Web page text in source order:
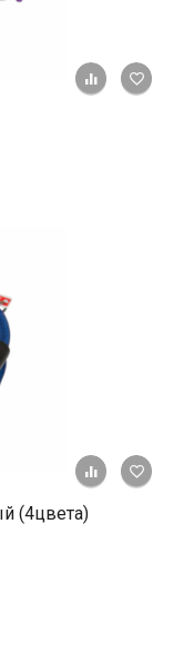
+ К
+ К
(4цвета)